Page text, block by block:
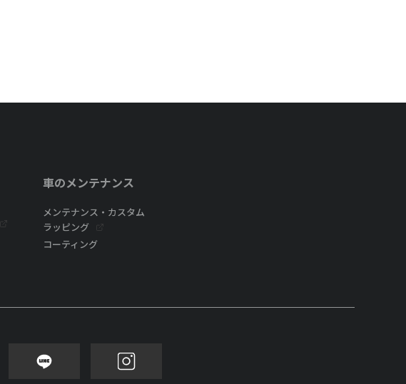
車のメンテナンス
メンテナンス・カスタム
ラッピング
コーティング